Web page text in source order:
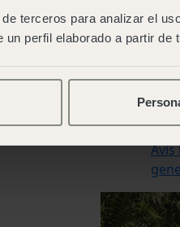
terceros para analizar el
perfil elaborado a partir de
©
Avís